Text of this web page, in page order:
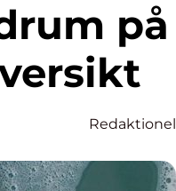
Redaktionel